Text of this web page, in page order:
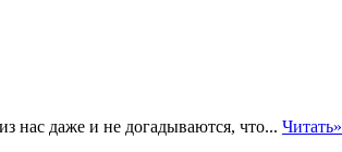
нас даже и не догадываются, что... Читать»